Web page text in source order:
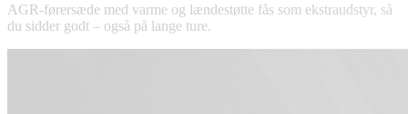
AGR-førersæde med varme og lændestøtte fås som ekstraudstyr, så
du sidder godt – også på lange ture.